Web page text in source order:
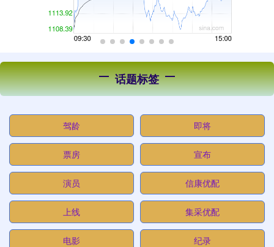
话题标签
驾龄 即将
票房 宣布
演员 信康优配
上线 集采优配
电影 纪录